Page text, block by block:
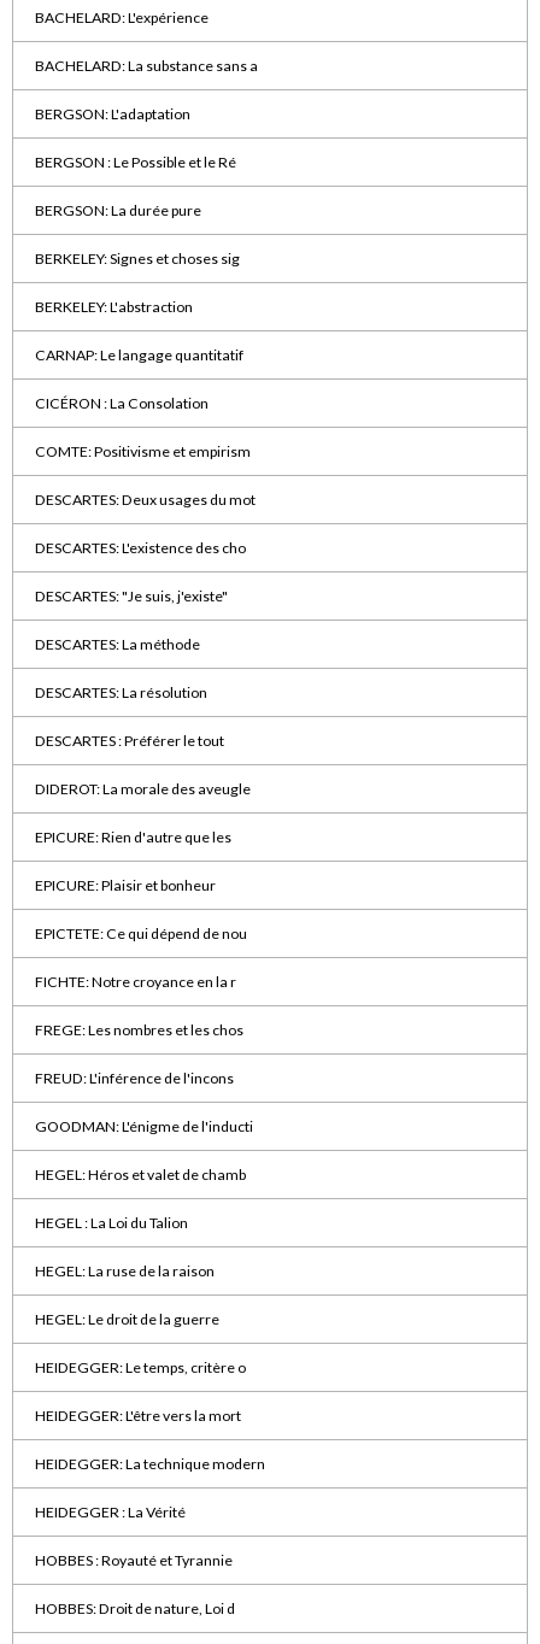
BACHELARD: L'expérience
BACHELARD: La substance sans a
BERGSON: L'adaptation
BERGSON : Le Possible et le Ré
BERGSON: La durée pure
BERKELEY: Signes et choses sig
BERKELEY: L'abstraction
CARNAP: Le langage quantitatif
CICÉRON : La Consolation
COMTE: Positivisme et empirism
DESCARTES: Deux usages du mot
DESCARTES: L'existence des cho
DESCARTES: "Je suis, j'existe"
DESCARTES: La méthode
DESCARTES: La résolution
DESCARTES : Préférer le tout
DIDEROT: La morale des aveugle
EPICURE: Rien d'autre que les
EPICURE: Plaisir et bonheur
EPICTETE: Ce qui dépend de nou
FICHTE: Notre croyance en la r
FREGE: Les nombres et les chos
FREUD: L'inférence de l'incons
GOODMAN: L'énigme de l'inducti
HEGEL: Héros et valet de chamb
HEGEL : La Loi du Talion
HEGEL: La ruse de la raison
HEGEL: Le droit de la guerre
HEIDEGGER: Le temps, critère o
HEIDEGGER: L'être vers la mort
HEIDEGGER: La technique modern
HEIDEGGER : La Vérité
HOBBES : Royauté et Tyrannie
HOBBES: Droit de nature, Loi d